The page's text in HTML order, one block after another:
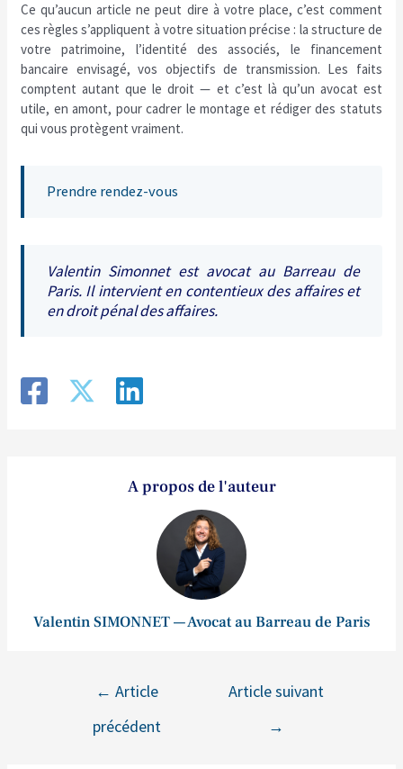
Ce qu’aucun article ne peut dire à votre place, c’est comment
ces règles s’appliquent à votre situation précise : la structure de
votre patrimoine, l’identité des associés, le financement
bancaire envisagé, vos objectifs de transmission. Les faits
comptent autant que le droit — et c’est là qu’un avocat est
utile, en amont, pour cadrer le montage et rédiger des statuts
qui vous protègent vraiment.
Prendre rendez-vous
Valentin Simonnet est avocat au Barreau de
Paris. Il intervient en contentieux des affaires et
en droit pénal des affaires.
A propos de l'auteur
Valentin SIMONNET — Avocat au Barreau de Paris
← Article
précédent
Article suivant
→